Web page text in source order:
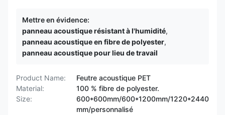
Mettre en évidence:
panneau acoustique résistant à l'humidité,
panneau acoustique en fibre de polyester,
panneau acoustique pour lieu de travail
Product Name:
Feutre acoustique PET
Material:
100 % fibre de polyester.
Size:
600*600mm/600*1200mm/1220*2440
mm/personnalisé